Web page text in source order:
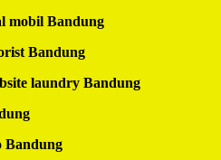
mobil Bandung
Bandung
laundry Bandung
Bandung